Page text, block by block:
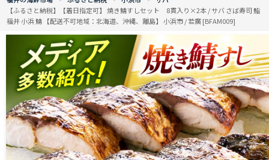
【ふるさと納税】【着日指定可】 焼き鯖すしセット 8貫入り×2本 / サバ さば寿司 鮨
福井 小浜 鯖 【配送不可地域：北海道、沖縄、離島】 小浜市 / 若廣 [BFAM009]